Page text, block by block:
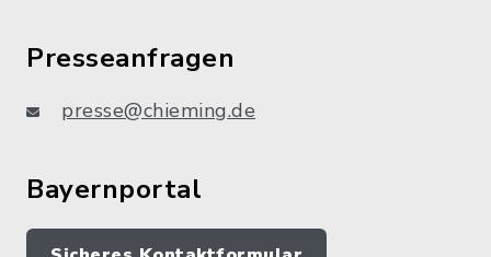
Presseanfragen
presse@chieming.de
Bayernportal